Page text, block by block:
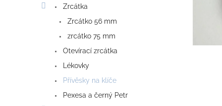
Zrcátka
Zrcátko 56 mm
zrcátko 75 mm
Otevírací zrcátka
Lékovky
Přívěsky na klíče
Pexesa a černý Petr